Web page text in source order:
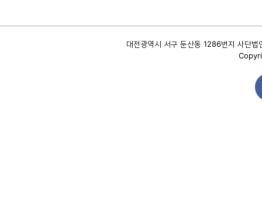
대전광역시 서구 둔산동 1286번지 사단